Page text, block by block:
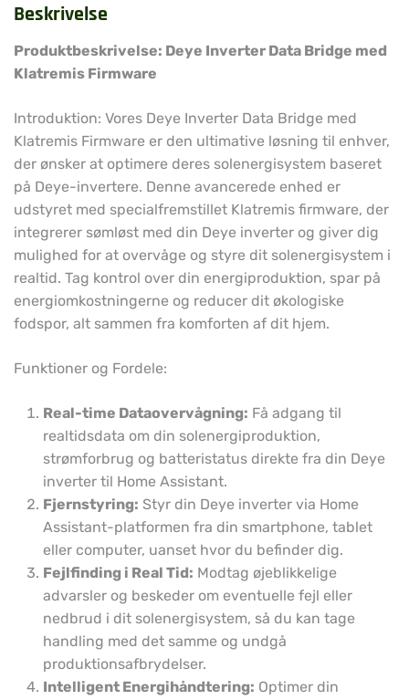
Beskrivelse
Produktbeskrivelse: Deye Inverter Data Bridge med
Klatremis Firmware
Introduktion: Vores Deye Inverter Data Bridge med
Klatremis Firmware er den ultimative løsning til enhver,
der ønsker at optimere deres solenergisystem baseret
på Deye-invertere. Denne avancerede enhed er
udstyret med specialfremstillet Klatremis firmware, der
integrerer sømløst med din Deye inverter og giver dig
mulighed for at overvåge og styre dit solenergisystem i
realtid. Tag kontrol over din energiproduktion, spar på
energiomkostningerne og reducer dit økologiske
fodspor, alt sammen fra komforten af dit hjem.
Funktioner og Fordele:
Real-time Dataovervågning: Få adgang til
realtidsdata om din solenergiproduktion,
strømforbrug og batteristatus direkte fra din Deye
inverter til Home Assistant.
Fjernstyring: Styr din Deye inverter via Home
Assistant-platformen fra din smartphone, tablet
eller computer, uanset hvor du befinder dig.
Fejlfinding i Real Tid: Modtag øjeblikkelige
advarsler og beskeder om eventuelle fejl eller
nedbrud i dit solenergisystem, så du kan tage
handling med det samme og undgå
produktionsafbrydelser.
Intelligent Energihåndtering: Optimer din